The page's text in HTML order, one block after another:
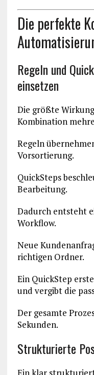
Die perfekte
Regeln und
einsetzen
Die größte
Kombination
Regeln
Vorsortierung.
QuickSteps
Bearbeitung.
Dadurch entsteht
Workflow.
Neue
richtigen Ordner.
Ein QuickStep
und vergibt die
Der gesamte
Sekunden.
Strukturierte